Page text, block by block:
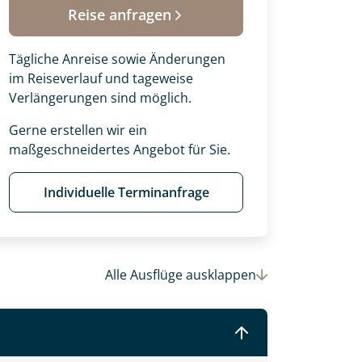
Reise anfragen
Tägliche Anreise sowie Änderungen
im Reiseverlauf und tageweise
Verlängerungen sind möglich.
Gerne erstellen wir ein
maßgeschneidertes Angebot für Sie.
Individuelle Terminanfrage
Alle Ausflügeausklappen
Wunschtermine für die Reise
gestalten wir Ihre